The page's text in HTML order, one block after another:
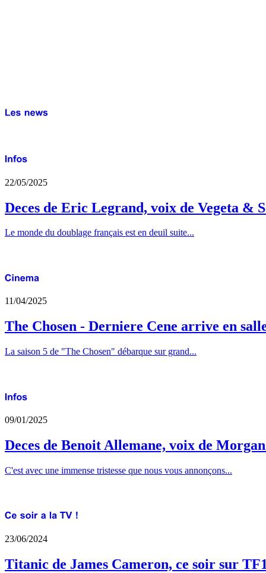
22/05/2025
Deces de Eric Legrand, voix de Vegeta &
Le monde du doublage français est en deuil suite...
11/04/2025
The Chosen - Derniere Cene arrive en
La saison 5 de "The Chosen" débarque sur grand...
09/01/2025
Deces de Benoit Allemane, voix de
C'est avec une immense tristesse que nous vous annonçons...
23/06/2024
Titanic de James Cameron, ce soir sur